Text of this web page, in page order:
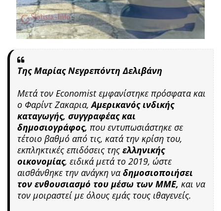
Της Μαρίας Νεγρεπόντη Δελιβάνη
Μετά τον Economist εμφανίστηκε πρόσφατα και
ο Φαρίντ Ζακαρια,Αμερικανός ινδικής
καταγωγής, συγγραφέας και
δημοσιογράφος, που εντυπωσιάστηκε σε
τέτοιο βαθμό από τις, κατά την κρίση του,
εκπληκτικές επιδόσεις της ελληνικής
οικονομίας, ειδικά μετά το 2019, ώστε
αισθάνθηκε την ανάγκη να δημοσιοποιήσει
τον ενθουσιασμό του μέσω των ΜΜΕ, και να
τον μοιραστεί με όλους εμάς τους ιθαγενείς.